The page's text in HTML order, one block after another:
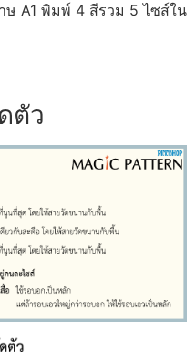
A1 พิมพ์ 4 สีรวม 5 ไซส์ใน
ตัว